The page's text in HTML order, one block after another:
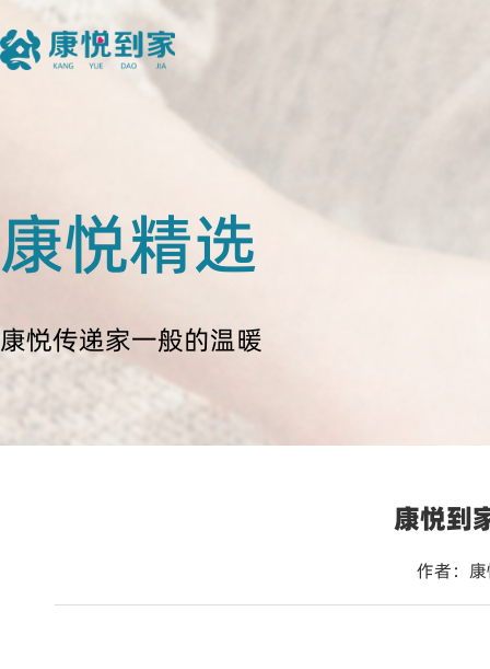
康悦精选
康悦传递家一般的温暖
康悦到
作者：